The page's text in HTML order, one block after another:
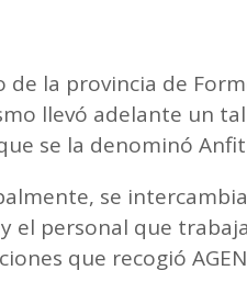
la provincia de
llevó adelante un
se la denominó
se
el personal que
que recogió